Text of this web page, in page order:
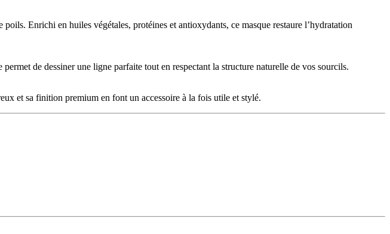
Enrichi en huiles végétales, protéines et antioxydants, ce masque restaure l’hydratation
de dessiner une ligne parfaite tout en respectant la structure naturelle de vos sourcils.
et sa finition premium en font un accessoire à la fois utile et stylé.